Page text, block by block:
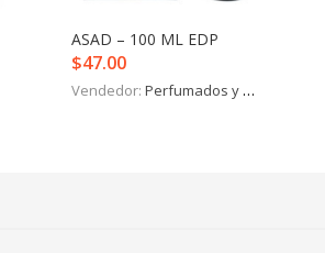
ASAD – 100 ML EDP
$47.00
Vendedor: Perfumados y más